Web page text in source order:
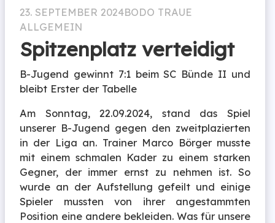
23. SEPTEMBER 2024BODO TRAUE
ALLGEMEIN
Spitzenplatz verteidigt
B-Jugend gewinnt 7:1 beim SC Bünde II und
bleibt Erster der Tabelle
Am Sonntag, 22.09.2024, stand das Spiel
unserer B-Jugend gegen den zweitplazierten
in der Liga an. Trainer Marco Börger musste
mit einem schmalen Kader zu einem starken
Gegner, der immer ernst zu nehmen ist. So
wurde an der Aufstellung gefeilt und einige
Spieler mussten von ihrer angestammten
Position eine andere bekleiden. Was für unsere